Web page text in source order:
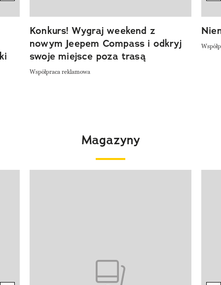
Konkurs! Wygraj weekend z
nowym Jeepem Compass i odkryj
swoje miejsce poza trasą
Współpraca reklamowa
Magazyny